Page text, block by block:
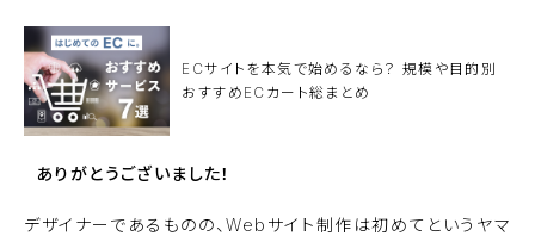
ECサイトを本気で始めるなら？ 規模や目的別
おすすめECカート総まとめ
ありがとうございました！
デザイナーであるものの、Webサイト制作は初めてというヤマ